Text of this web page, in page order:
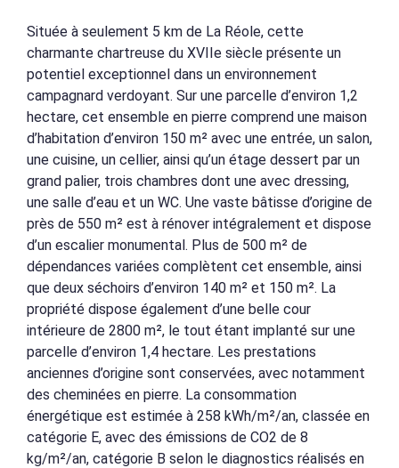
Située à seulement 5 km de La Réole, cette
charmante chartreuse du XVIIe siècle présente un
potentiel exceptionnel dans un environnement
campagnard verdoyant. Sur une parcelle d’environ 1,2
hectare, cet ensemble en pierre comprend une maison
d’habitation d’environ 150 m² avec une entrée, un salon,
une cuisine, un cellier, ainsi qu’un étage dessert par un
grand palier, trois chambres dont une avec dressing,
une salle d’eau et un WC. Une vaste bâtisse d’origine de
près de 550 m² est à rénover intégralement et dispose
d’un escalier monumental. Plus de 500 m² de
dépendances variées complètent cet ensemble, ainsi
que deux séchoirs d’environ 140 m² et 150 m². La
propriété dispose également d’une belle cour
intérieure de 2800 m², le tout étant implanté sur une
parcelle d’environ 1,4 hectare. Les prestations
anciennes d’origine sont conservées, avec notamment
des cheminées en pierre. La consommation
énergétique est estimée à 258 kWh/m²/an, classée en
catégorie E, avec des émissions de CO2 de 8
kg/m²/an, catégorie B selon le diagnostics réalisés en